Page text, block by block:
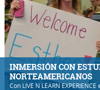
INMERSIÓN CON
NORTEAMERICANOS
Con LIVE N LEARN EXPERIENCE